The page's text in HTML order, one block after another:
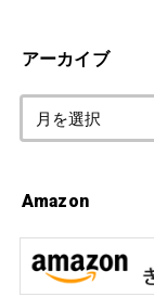
アーカイブ
Amazon